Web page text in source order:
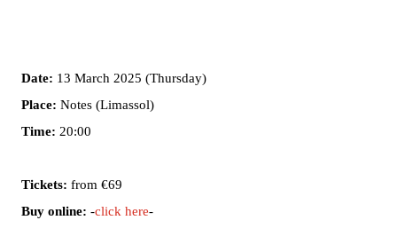
Date: 13 March 2025 (Thursday)
Place: Notes (Limassol)
Time: 20:00
Tickets: from €69
Buy online: -click here-